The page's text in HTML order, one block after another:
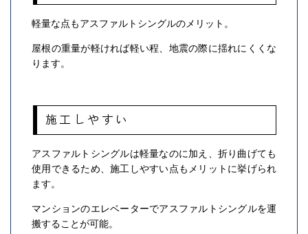
軽量な点もアスファルトシングルのメリット。
屋根の重量が軽ければ軽い程、地震の際に揺れにくくな
ります。
施工しやすい
アスファルトシングルは軽量なのに加え、折り曲げても
使用できるため、施工しやすい点もメリットに挙げられ
ます。
マンションのエレベーターでアスファルトシングルを運
搬することが可能。